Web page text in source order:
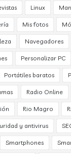
Linux
Mis fotos
Navegadores
Personalizar PC
Portátiles baratos
Radio Online
Rio Magro
y antivirus
Smartphones